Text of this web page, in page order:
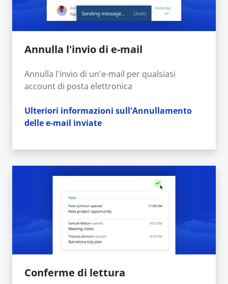
Annulla l'invio di e-mail
Annulla l'invio di un'e-mail per qualsiasi
account di posta elettronica
Ulteriori informazioni sull'Annullamento
delle e-mail inviate
Conferme di lettura